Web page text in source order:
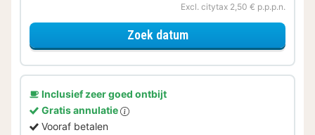
Excl. citytax 2,50 € p.p.p.n.
Zoek datumvoor Deluxe kamer
Inclusief zeer goed ontbijt
Gratis annulatie
Vooraf betalen